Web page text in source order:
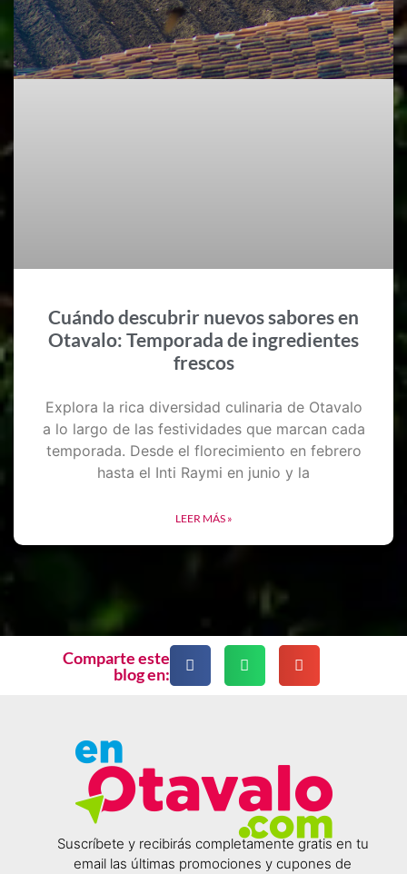
Cuándo descubrir nuevos sabores en
Otavalo: Temporada de ingredientes
frescos
Explora la rica diversidad culinaria de Otavalo
a lo largo de las festividades que marcan cada
temporada. Desde el florecimiento en febrero
hasta el Inti Raymi en junio y la
LEER MÁS »
Comparte este
blog en:
Suscríbete y recibirás completamente gratis en tu
email las últimas promociones y cupones de